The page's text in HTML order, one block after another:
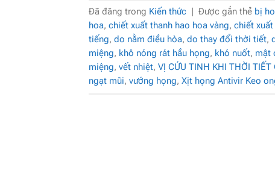
Đã đăng trong Kiến thức | Được gắn thẻ bị ho
hoa, chiết xuất thanh hao hoa vàng, chiết
tiếng, do nằm điều hòa, do thay đổi thời tiết,
miệng, khô nóng rát hầu họng, khó nuốt, mật
miệng, vết nhiệt, VỊ CỨU TINH KHI THỜI TIẾT
ngạt mũi, vướng họng, Xịt họng Antivir Keo